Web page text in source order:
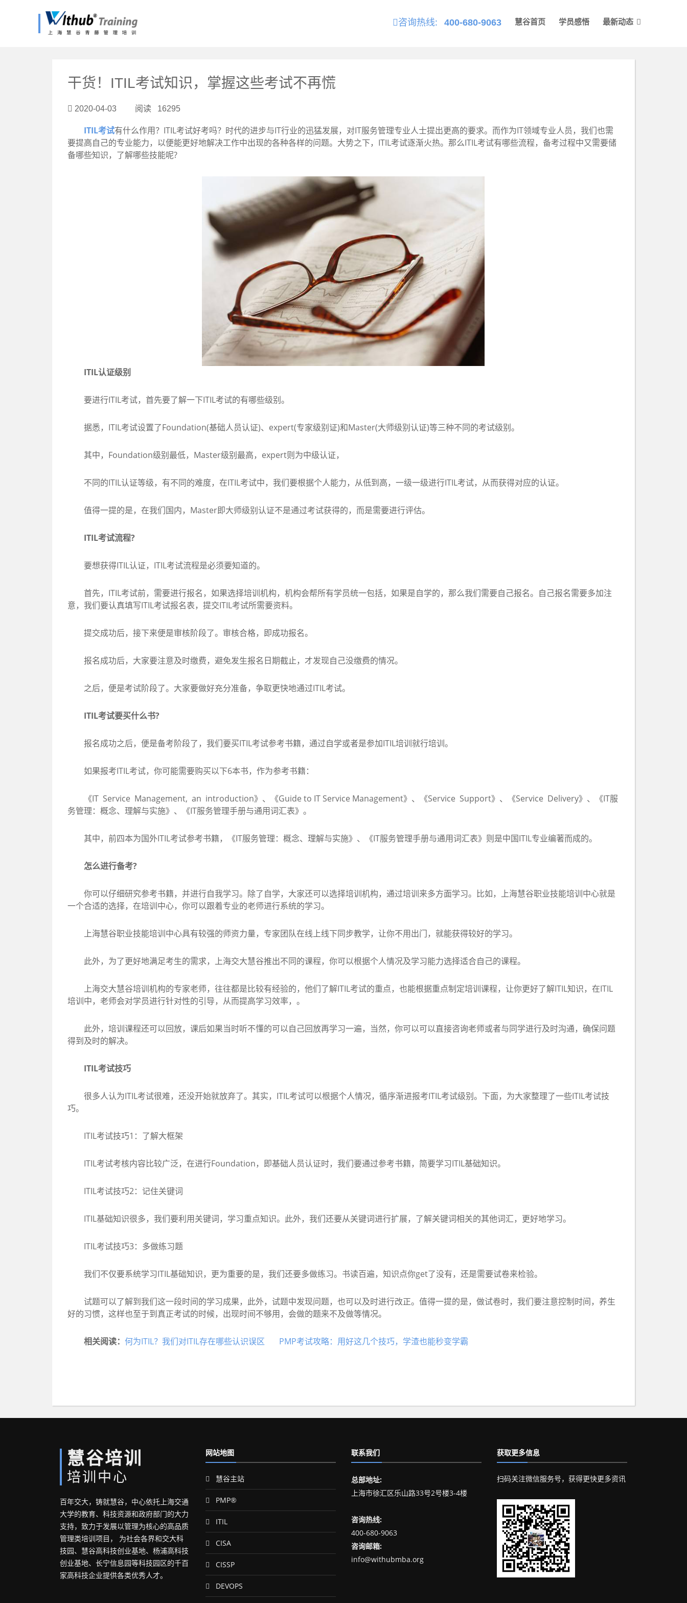
咨询热线: 400-680-9063 慧谷首页 学员感悟 最新动态
干货！ITIL考试知识，掌握这些考试不再慌
2020-04-03 阅读 16295
ITIL考试有什么作用？ITIL考试好考吗？时代的进步与IT行业的迅猛发展，对IT服务管理专业人士提出更高的要求。而作为IT领域专业人员，我们也需
要提高自己的专业能力，以便能更好地解决工作中出现的各种各样的问题。大势之下，ITIL考试逐渐火热。那么ITIL考试有哪些流程，备考过程中又需要储
备哪些知识，了解哪些技能呢?
ITIL认证级别
要进行ITIL考试，首先要了解一下ITIL考试的有哪些级别。
据悉，ITIL考试设置了Foundation(基础人员认证)、expert(专家级别证)和Master(大师级别认证)等三种不同的考试级别。
其中，Foundation级别最低，Master级别最高，expert则为中级认证，
不同的ITIL认证等级，有不同的难度，在ITIL考试中，我们要根据个人能力，从低到高，一级一级进行ITIL考试，从而获得对应的认证。
值得一提的是，在我们国内，Master即大师级别认证不是通过考试获得的，而是需要进行评估。
ITIL考试流程?
要想获得ITIL认证，ITIL考试流程是必须要知道的。
首先，ITIL考试前，需要进行报名，如果选择培训机构，机构会帮所有学员统一包括，如果是自学的，那么我们需要自己报名。自己报名需要多加注
意，我们要认真填写ITIL考试报名表，提交ITIL考试所需要资料。
提交成功后，接下来便是审核阶段了。审核合格，即成功报名。
报名成功后，大家要注意及时缴费，避免发生报名日期截止，才发现自己没缴费的情况。
之后，便是考试阶段了。大家要做好充分准备，争取更快地通过ITIL考试。
ITIL考试要买什么书?
报名成功之后，便是备考阶段了，我们要买ITIL考试参考书籍，通过自学或者是参加ITIL培训就行培训。
如果报考ITIL考试，你可能需要购买以下6本书，作为参考书籍：
《IT Service Management, an introduction》、《Guide to IT Service Management》、《Service Support》、《Service Delivery》、《IT服
务管理：概念、理解与实施》、《IT服务管理手册与通用词汇表》。
其中，前四本为国外ITIL考试参考书籍，《IT服务管理：概念、理解与实施》、《IT服务管理手册与通用词汇表》则是中国ITIL专业编著而成的。
怎么进行备考?
你可以仔细研究参考书籍，并进行自我学习。除了自学，大家还可以选择培训机构，通过培训来多方面学习。比如，上海慧谷职业技能培训中心就是
一个合适的选择，在培训中心，你可以跟着专业的老师进行系统的学习。
上海慧谷职业技能培训中心具有较强的师资力量，专家团队在线上线下同步教学，让你不用出门，就能获得较好的学习。
此外，为了更好地满足考生的需求，上海交大慧谷推出不同的课程，你可以根据个人情况及学习能力选择适合自己的课程。
上海交大慧谷培训机构的专家老师，往往都是比较有经验的，他们了解ITIL考试的重点，也能根据重点制定培训课程，让你更好了解ITIL知识，在ITIL
培训中，老师会对学员进行针对性的引导，从而提高学习效率，。
此外，培训课程还可以回放，课后如果当时听不懂的可以自己回放再学习一遍，当然，你可以可以直接咨询老师或者与同学进行及时沟通，确保问题
得到及时的解决。
ITIL考试技巧
很多人认为ITIL考试很难，还没开始就放弃了。其实，ITIL考试可以根据个人情况，循序渐进报考ITIL考试级别。下面，为大家整理了一些ITIL考试技
巧。
ITIL考试技巧1：了解大框架
ITIL考试考核内容比较广泛，在进行Foundation，即基础人员认证时，我们要通过参考书籍，简要学习ITIL基础知识。
ITIL考试技巧2：记住关键词
ITIL基础知识很多，我们要利用关键词，学习重点知识。此外，我们还要从关键词进行扩展，了解关键词相关的其他词汇，更好地学习。
ITIL考试技巧3：多做练习题
我们不仅要系统学习ITIL基础知识，更为重要的是，我们还要多做练习。书读百遍，知识点你get了没有，还是需要试卷来检验。
试题可以了解到我们这一段时间的学习成果，此外，试题中发现问题，也可以及时进行改正。值得一提的是，做试卷时，我们要注意控制时间，养生
好的习惯，这样也至于到真正考试的时候，出现时间不够用，会做的题来不及做等情况。
相关阅读： 何为ITIL？我们对ITIL存在哪些认识误区 PMP考试攻略：用好这几个技巧，学渣也能秒变学霸
慧谷培训
培训中心
百年交大，铸就慧谷，中心依托上海交通
大学的教育、科技资源和政府部门的大力
支持，致力于发展以管理为核心的高品质
管理类培训项目， 为社会各界和交大科
技园、慧谷高科技创业基地、杨浦高科技
创业基地、长宁信息园等科技园区的千百
家高科技企业提供各类优秀人才。
网站地图
慧谷主站
PMP®
ITIL
CISA
CISSP
DEVOPS
联系我们
总部地址:
上海市徐汇区乐山路33号2号楼3-4楼
咨询热线:
400-680-9063
咨询邮箱:
info@withubmba.org
获取更多信息
扫码关注微信服务号，获得更快更多资讯